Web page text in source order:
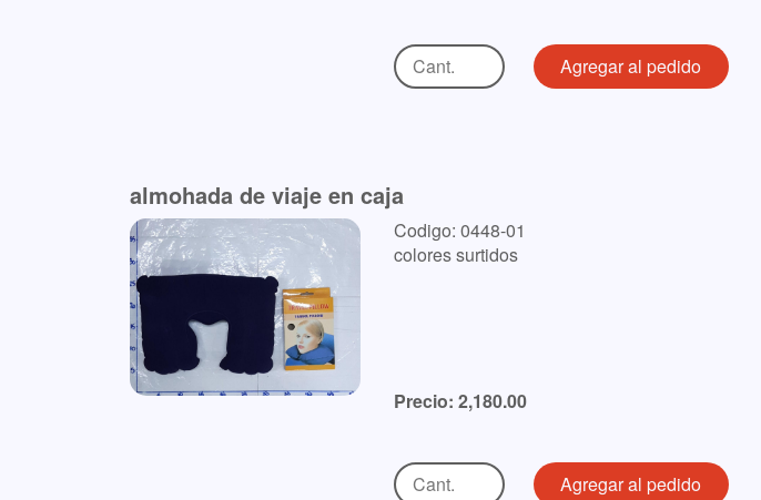
almohada de viaje en caja
Codigo: 0448-01
colores surtidos
Precio: 2,180.00